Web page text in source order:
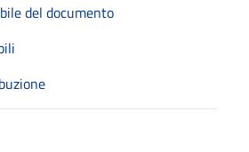
del documento